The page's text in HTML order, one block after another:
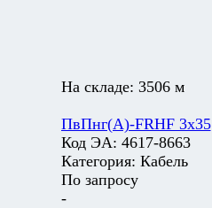
На складе: 3506 м
ПвПнг(А)-FRHF 3х35
Код ЭА: 4617-8663
Категория: Кабель
По запросу
-